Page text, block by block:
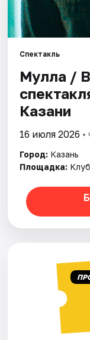
Спорт
События
Города
Площадки
Артисты
Рейтинги
Спектакль
Мулла /
Казани
16 июля 2026 •
Город: Казань
Площадка: